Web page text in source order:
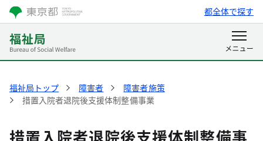
都全体で探す
福祉局トップ 障害者
障害者施策
措置入院者退院後支援体制整備事業
措置入院者退院後支援体制整備事